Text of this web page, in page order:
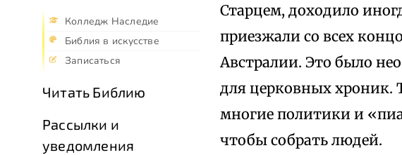
Колледж Наследие
Библия в искусстве
Записаться
Читать Библию
Рассылки и
уведомления
Старцем, доходило
приезжали со всех
Австралии. Это было
для церковных хроник.
многие политики и
чтобы собрать людей.